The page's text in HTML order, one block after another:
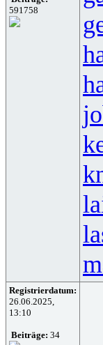
591758
Registrierdatum:
26.06.2025,
13:10
Beiträge: 34